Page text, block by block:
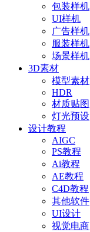
包装样机
UI样机
广告样机
服装样机
场景样机
3D素材
模型素材
HDR
材质贴图
灯光预设
设计教程
AIGC
PS教程
Ai教程
AE教程
C4D教程
其他软件
UI设计
视觉电商